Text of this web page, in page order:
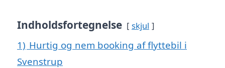
Indholdsfortegnelse skjul
1) Hurtig og nem booking af flyttebil i
Svenstrup